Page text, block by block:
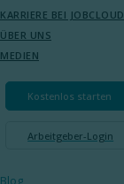
KARRIERE BEI JOBCLOUD​
ÜBER UNS
MEDIEN
Kostenlos starten
Arbeitgeber-Login
Blog